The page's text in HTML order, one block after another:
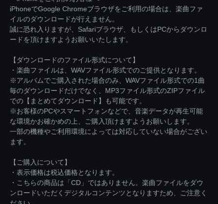
iPhoneでGoogle Chromeブラウザをご利用の場合は、楽曲ファ
イルのダウンロードが行えません。
誠に恐れ入りますが、Safariブラウザ、もしくはPCからダウンロ
ードを頂けますようお願いいたします。
【ダウンロードのファイル形式について】
・楽曲ファイルは、WAVファイル形式でのご提供となります。
※アルバムでご購入された場合のみ、WAVファイル形式での1曲
毎のダウンロードだけでなく、MP3ファイル形式のZIPファイル
での【まとめてダウンロード】も可能です。
※お客様のPCやスマートフォンなどで、音楽データが再生可能
な環境かお確かめの上、ご購入頂けますようお願いします。
一部の機種やご利用環境によっては対応していない場合がござい
ます。
【ご購入について】
・表示価格は税込価格となります。
・こちらの商品は「CD」ではありません。楽曲ファイルをダウ
ンロードいただくデジタルコンテンツとなりますため、ご注意く